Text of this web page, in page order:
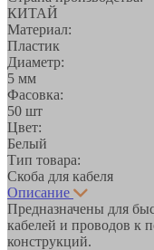
КИТАЙ
Материал:
Пластик
Диаметр:
5 мм
Фасовка:
50 шт
Цвет:
Белый
Тип товара:
Скоба для кабеля
Описание
Предназначены для
кабелей и проводов к
конструкций.